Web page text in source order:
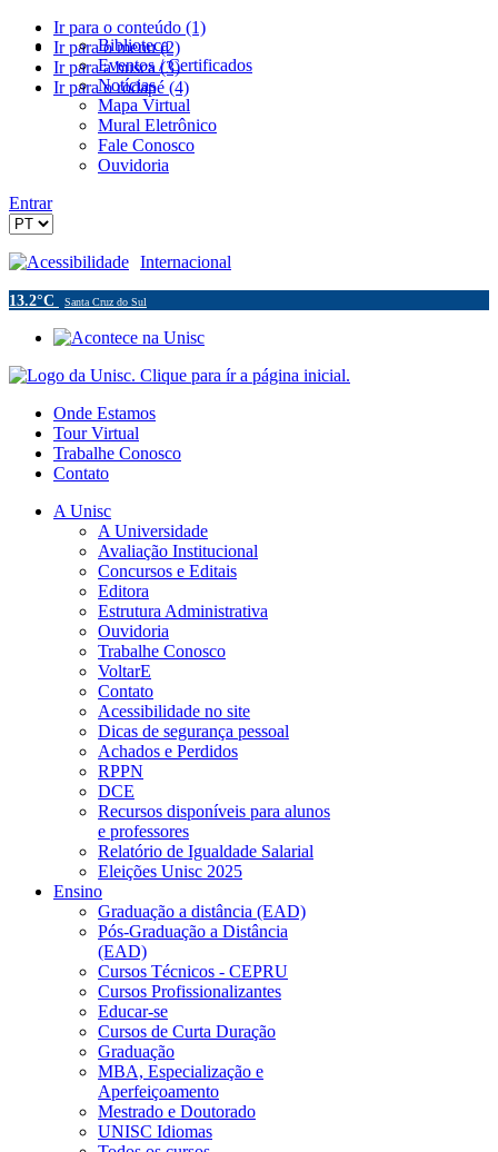
Ir para o conteúdo (1)
Ir para o menu (2)
Ir para a busca (3)
Ir para o rodapé (4)
Biblioteca
Eventos / Certificados
Notícias
Mapa Virtual
Mural Eletrônico
Fale Conosco
Ouvidoria
Entrar
Acessibilidade Internacional
13.2°C Santa Cruz do Sul
Onde Estamos
Tour Virtual
Trabalhe Conosco
Contato
A Unisc
A Universidade
Avaliação Institucional
Concursos e Editais
Editora
Estrutura Administrativa
Ouvidoria
Trabalhe Conosco
VoltarE
Contato
Acessibilidade no site
Dicas de segurança pessoal
Achados e Perdidos
RPPN
DCE
Recursos disponíveis para alunos
e professores
Relatório de Igualdade Salarial
Eleições Unisc 2025
Ensino
Graduação a distância (EAD)
Pós-Graduação a Distância
(EAD)
Cursos Técnicos - CEPRU
Cursos Profissionalizantes
Educar-se
Cursos de Curta Duração
Graduação
MBA, Especialização e
Aperfeiçoamento
Mestrado e Doutorado
UNISC Idiomas